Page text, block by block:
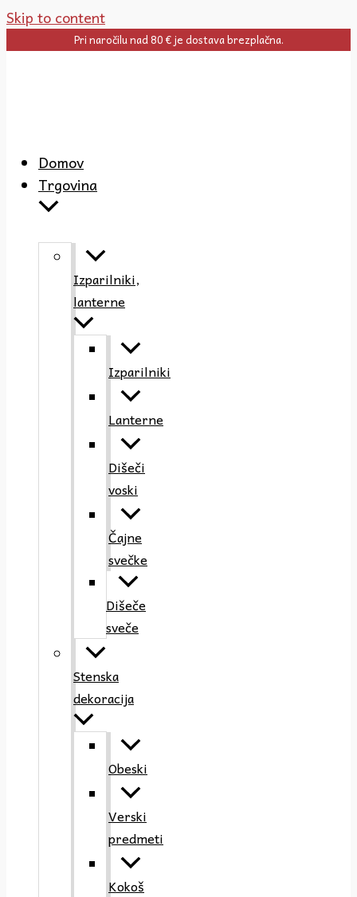
Skip to content
Pri naročilu nad 80 € je dostava brezplačna.
Domov
Trgovina
Izparilniki,
lanterne
Izparilniki
Lanterne
Dišeči
voski
Čajne
svečke
Dišeče
sveče
Stenska
dekoracija
Obeski
Verski
predmeti
Kokoš